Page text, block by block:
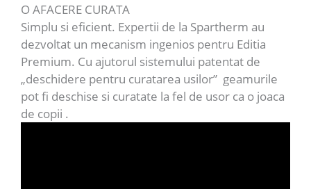
O AFACERE CURATA
Simplu si eficient. Expertii de la Spartherm au
dezvoltat un mecanism ingenios pentru Editia
Premium. Cu ajutorul sistemului patentat de
„deschidere pentru curatarea usilor” geamurile
pot fi deschise si curatate la fel de usor ca o joaca
de copii .